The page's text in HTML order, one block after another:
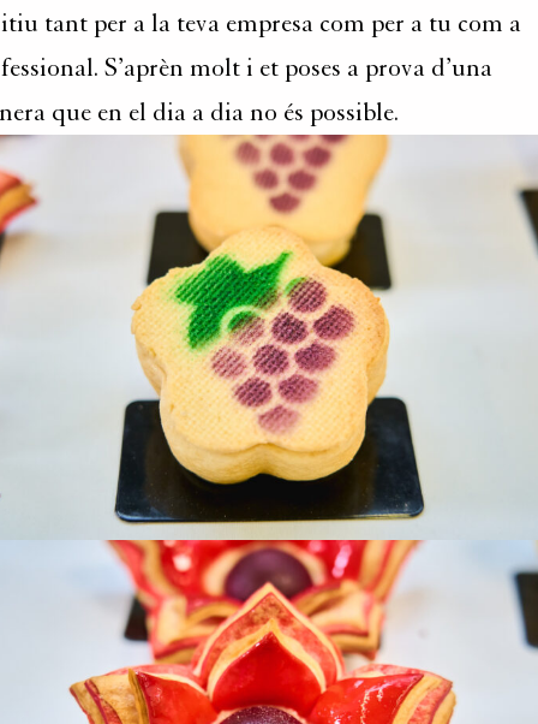
tant per a la teva empresa com per a tu com a
S’aprèn molt i et poses a prova d’una
que en el dia a dia no és possible.